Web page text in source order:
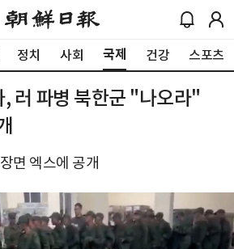
정치 사회 국제 건강 스포츠
러 파병 북한군 "나오라"
면 엑스에 공개